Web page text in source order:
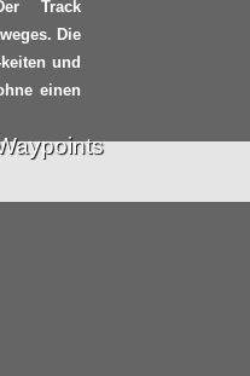
1397
Track
Die
und
einen